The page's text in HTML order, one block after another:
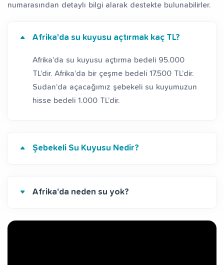
numarasından detaylı bilgi alarak destekte bulunabilirler.
Afrika'da su kuyusu açtırmak kaç TL?
Afrika’da su kuyusu açtırma bedeli 95.000
TL’dir. Afrika’da bir çeşme bedeli 17.500 TL’dir.
Sudan’da açacağımız şebekeli su kuyumuzun
hisse bedeli 1.000 TL’dir.
Şebekeli Su Kuyusu Nedir?
Afrika'da neden su yok?